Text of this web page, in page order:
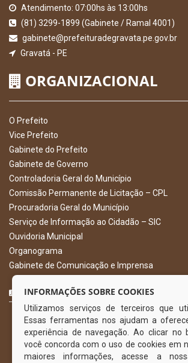
Atendimento: 07:00hs às 13:00hs
(81) 3299-1899 (Gabinete / Ramal 4001)
gabinete@prefeituradegravata.pe.gov.br
Gravatá - PE
ORGANIZACIONAL
O Prefeito
Vice Prefeito
Gabinete do Prefeito
Gabinete de Governo
Controladoria Geral do Município
Comissão Permanente de Licitação – CPL
Procuradoria Geral do Município
Serviço de Informação ao Cidadão – SIC
Ouvidoria Municipal
Organograma
Gabinete de Comunicação e Imprensa
CURTA NOSSA FAN PAGE
INFORMAÇÕES SOBRE COOKIES
Utilizamos serviços de terceiros que
Essas ferramentas nos ajudam a
experiência de navegação. Ao clicar no
você concorda com o uso de cookies em
maiores informações, acesse a